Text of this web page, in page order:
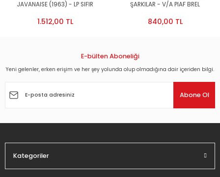
JAVANAISE (1963) - LP SIFIR
1.512,00 TL
ŞARKILAR - V/A PIAF BREL
180GR SIFIR PLAK
840,00 TL
E-bülten Aboneliği
Yeni gelenler, erken erişim ve her şey yolunda olup olmadığına dair içeriden bilgi.
Abone Ol
Kategoriler